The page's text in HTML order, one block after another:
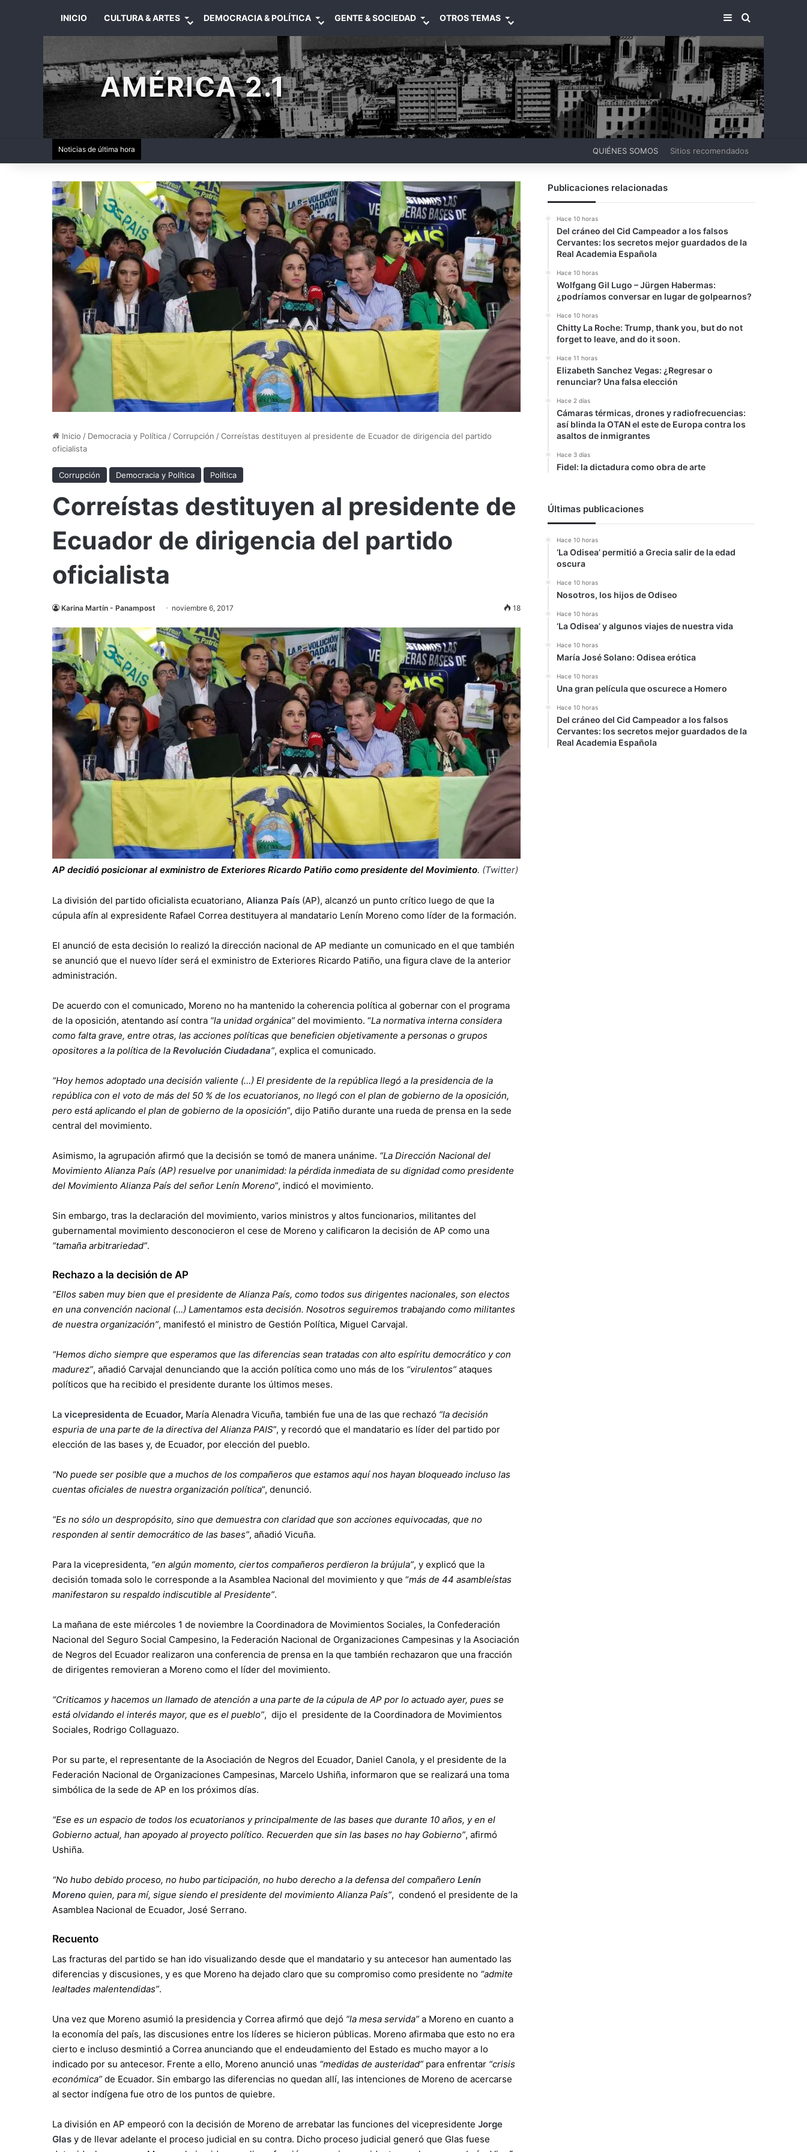
INICIO CULTURA & ARTES DEMOCRACIA & POLÍTICA GENTE & SOCIEDAD OTROS TEMAS BARRA LATERAL
BUSCAR
AMÉRICA 2.1
Noticias de última hora QUIÉNES SOMOS Sitios recomendados
Inicio / Democracia y Política/Corrupción /Correístas destituyen al presidente de Ecuador de dirigencia del partido
oficialista
Corrupción Democracia y Política Política
Correístas destituyen al presidente de
Ecuador de dirigencia del partido
oficialista
Karina Martín - Panampost noviembre 6, 2017 18
AP decidió posicionar al exministro de Exteriores Ricardo Patiño como presidente del Movimiento. (Twitter)
La división del partido oficialista ecuatoriano, Alianza País (AP), alcanzó un punto crítico luego de que la
cúpula afín al expresidente Rafael Correa destituyera al mandatario Lenín Moreno como líder de la formación.
El anunció de esta decisión lo realizó la dirección nacional de AP mediante un comunicado en el que también
se anunció que el nuevo líder será el exministro de Exteriores Ricardo Patiño, una figura clave de la anterior
administración.
De acuerdo con el comunicado, Moreno no ha mantenido la coherencia política al gobernar con el programa
de la oposición, atentando así contra “la unidad orgánica” del movimiento. “La normativa interna considera
como falta grave, entre otras, las acciones políticas que beneficien objetivamente a personas o grupos
opositores a la política de la Revolución Ciudadana“, explica el comunicado.
“Hoy hemos adoptado una decisión valiente (…) El presidente de la república llegó a la presidencia de la
república con el voto de más del 50 % de los ecuatorianos, no llegó con el plan de gobierno de la oposición,
pero está aplicando el plan de gobierno de la oposición”, dijo Patiño durante una rueda de prensa en la sede
central del movimiento.
Asimismo, la agrupación afirmó que la decisión se tomó de manera unánime. “La Dirección Nacional del
Movimiento Alianza País (AP) resuelve por unanimidad: la pérdida inmediata de su dignidad como presidente
del Movimiento Alianza País del señor Lenín Moreno”, indicó el movimiento.
Sin embargo, tras la declaración del movimiento, varios ministros y altos funcionarios, militantes del
gubernamental movimiento desconocieron el cese de Moreno y calificaron la decisión de AP como una
“tamaña arbitrariedad”.
Rechazo a la decisión de AP
“Ellos saben muy bien que el presidente de Alianza País, como todos sus dirigentes nacionales, son electos
en una convención nacional (…) Lamentamos esta decisión. Nosotros seguiremos trabajando como militantes
de nuestra organización”, manifestó el ministro de Gestión Política, Miguel Carvajal.
“Hemos dicho siempre que esperamos que las diferencias sean tratadas con alto espíritu democrático y con
madurez”, añadió Carvajal denunciando que la acción política como uno más de los “virulentos” ataques
políticos que ha recibido el presidente durante los últimos meses.
La vicepresidenta de Ecuador, María Alenadra Vicuña, también fue una de las que rechazó “la decisión
espuria de una parte de la directiva del Alianza PAIS”, y recordó que el mandatario es líder del partido por
elección de las bases y, de Ecuador, por elección del pueblo.
“No puede ser posible que a muchos de los compañeros que estamos aquí nos hayan bloqueado incluso las
cuentas oficiales de nuestra organización política”, denunció.
“Es no sólo un despropósito, sino que demuestra con claridad que son acciones equivocadas, que no
responden al sentir democrático de las bases”, añadió Vicuña.
Para la vicepresidenta, “en algún momento, ciertos compañeros perdieron la brújula”, y explicó que la
decisión tomada solo le corresponde a la Asamblea Nacional del movimiento y que “más de 44 asambleístas
manifestaron su respaldo indiscutible al Presidente”.
La mañana de este miércoles 1 de noviembre la Coordinadora de Movimientos Sociales, la Confederación
Nacional del Seguro Social Campesino, la Federación Nacional de Organizaciones Campesinas y la Asociación
de Negros del Ecuador realizaron una conferencia de prensa en la que también rechazaron que una fracción
de dirigentes removieran a Moreno como el líder del movimiento.
“Criticamos y hacemos un llamado de atención a una parte de la cúpula de AP por lo actuado ayer, pues se
está olvidando el interés mayor, que es el pueblo”, dijo el presidente de la Coordinadora de Movimientos
Sociales, Rodrigo Collaguazo.
Por su parte, el representante de la Asociación de Negros del Ecuador, Daniel Canola, y el presidente de la
Federación Nacional de Organizaciones Campesinas, Marcelo Ushiña, informaron que se realizará una toma
simbólica de la sede de AP en los próximos días.
“Ese es un espacio de todos los ecuatorianos y principalmente de las bases que durante 10 años, y en el
Gobierno actual, han apoyado al proyecto político. Recuerden que sin las bases no hay Gobierno”, afirmó
Ushiña.
“No hubo debido proceso, no hubo participación, no hubo derecho a la defensa del compañero Lenín
Moreno quien, para mí, sigue siendo el presidente del movimiento Alianza País”, condenó el presidente de la
Asamblea Nacional de Ecuador, José Serrano.
Recuento
Las fracturas del partido se han ido visualizando desde que el mandatario y su antecesor han aumentado las
diferencias y discusiones, y es que Moreno ha dejado claro que su compromiso como presidente no “admite
lealtades malentendidas”.
Una vez que Moreno asumió la presidencia y Correa afirmó que dejó “la mesa servida” a Moreno en cuanto a
la economía del país, las discusiones entre los líderes se hicieron públicas. Moreno afirmaba que esto no era
cierto e incluso desmintió a Correa anunciando que el endeudamiento del Estado es mucho mayor a lo
indicado por su antecesor. Frente a ello, Moreno anunció unas “medidas de austeridad” para enfrentar “crisis
económica” de Ecuador. Sin embargo las diferencias no quedan allí, las intenciones de Moreno de acercarse
al sector indígena fue otro de los puntos de quiebre.
La división en AP empeoró con la decisión de Moreno de arrebatar las funciones del vicepresidente Jorge
Glas y de llevar adelante el proceso judicial en su contra. Dicho proceso judicial generó que Glas fuese
Publicaciones relacionadas
Hace 10 horas
Del cráneo del Cid Campeador a los falsos
Cervantes: los secretos mejor guardados de la
Real Academia Española
Hace 10 horas
Wolfgang Gil Lugo – Jürgen Habermas:
¿podríamos conversar en lugar de golpearnos?
Hace 10 horas
Chitty La Roche: Trump, thank you, but do not
forget to leave, and do it soon.
Hace 11 horas
Elizabeth Sanchez Vegas: ¿Regresar o
renunciar? Una falsa elección
Hace 2 días
Cámaras térmicas, drones y radiofrecuencias:
así blinda la OTAN el este de Europa contra los
asaltos de inmigrantes
Hace 3 días
Fidel: la dictadura como obra de arte
Últimas publicaciones
Hace 10 horas
‘La Odisea’ permitió a Grecia salir de la edad
oscura
Hace 10 horas
Nosotros, los hijos de Odiseo
Hace 10 horas
‘La Odisea’ y algunos viajes de nuestra vida
Hace 10 horas
María José Solano: Odisea erótica
Hace 10 horas
Una gran película que oscurece a Homero
Hace 10 horas
Del cráneo del Cid Campeador a los falsos
Cervantes: los secretos mejor guardados de la
Real Academia Española